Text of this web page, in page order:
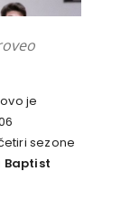
je
sezone
Baptist